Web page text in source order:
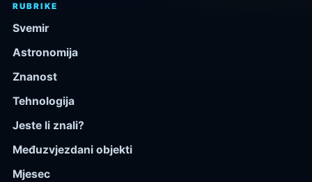
RUBRIKE
Svemir
Astronomija
Znanost
Tehnologija
Jeste li znali?
Međuzvjezdani objekti
Mjesec